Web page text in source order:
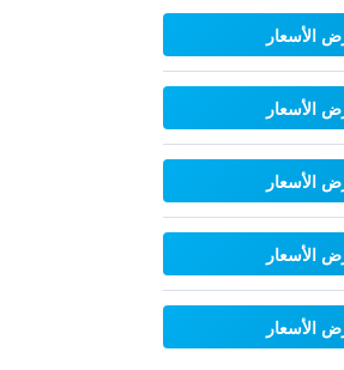
الأسعار
الأسعار
الأسعار
الأسعار
الأسعار